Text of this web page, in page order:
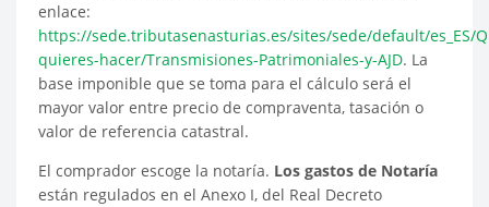
enlace:
https://sede.tributasenasturias.es/sites/sede/default/es_ES/
quieres-hacer/Transmisiones-Patrimoniales-y-AJD. La
base imponible que se toma para el cálculo será el
mayor valor entre precio de compraventa, tasación o
valor de referencia catastral.
El comprador escoge la notaría. Los gastos de Notaría
están regulados en el Anexo I, del Real Decreto